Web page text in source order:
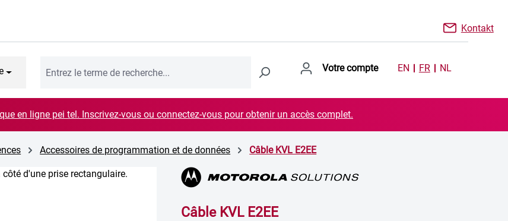
Kontakt
Votre compte EN FR NL
en ligne pei tel. Inscrivez-vous ou connectez-vous pour obtenir un accès complet.
Accessoires de programmation et de données Câble KVL E2EE
Câble KVL E2EE